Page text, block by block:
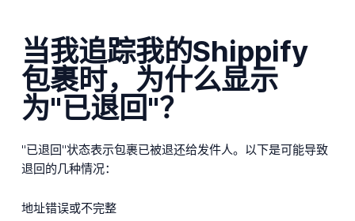
当我追踪我的Shippify
包裹时，为什么显示
为"已退回"？
"已退回"状态表示包裹已被退还给发件人。以下是可能导致
退回的几种情况：
地址错误或不完整